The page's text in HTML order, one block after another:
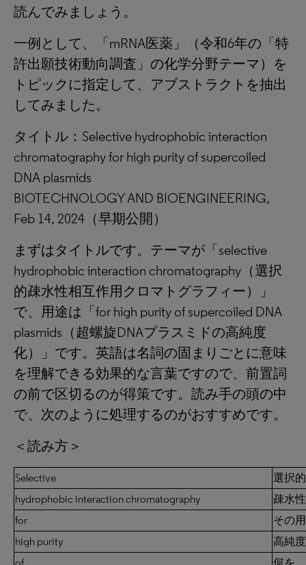
読んでみましょう。
一例として、「mRNA医薬」（令和6年の「特
許出願技術動向調査」の化学分野テーマ）を
トピックに指定して、アブストラクトを抽出
してみました。
タイトル：Selective hydrophobic interaction
chromatography for high purity of supercoiled
DNA plasmids
BIOTECHNOLOGY AND BIOENGINEERING,
Feb 14, 2024（早期公開）
まずはタイトルです。テーマが「selective
hydrophobic interaction chromatography（選択
的疎水性相互作用クロマトグラフィー）」
で、用途は「for high purity of supercoiled DNA
plasmids（超螺旋DNAプラスミドの高純度
化）」です。英語は名詞の固まりごとに意味
を理解できる効果的な言葉ですので、前置詞
の前で区切るのが得策です。読み手の頭の中
で、次のように処理するのがおすすめです。
＜読み方＞
Selective
選択
hydrophobic interaction chromatography
疎水
for
その
high purity
高純度